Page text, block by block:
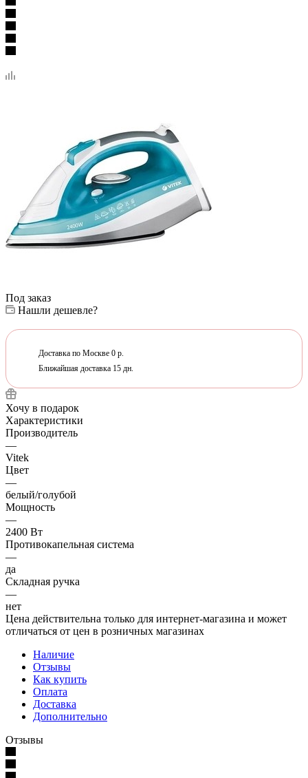
Под заказ
Нашли дешевле?
Доставка по Москве 0 р.
Ближайшая доставка 15 дн.
Хочу в подарок
Характеристики
Производитель
—
Vitek
Цвет
—
белый/голубой
Мощность
—
2400 Вт
Противокапельная система
—
да
Складная ручка
—
нет
Цена действительна только для интернет-магазина и может
отличаться от цен в розничных магазинах
Наличие
Отзывы
Как купить
Оплата
Доставка
Дополнительно
Отзывы